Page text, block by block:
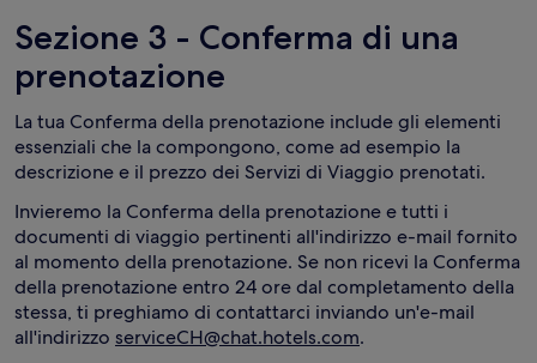
Sezione 3 - Conferma di una
prenotazione
La tua Conferma della prenotazione include gli elementi
essenziali che la compongono, come ad esempio la
descrizione e il prezzo dei Servizi di Viaggio prenotati.
Invieremo la Conferma della prenotazione e tutti i
documenti di viaggio pertinenti all'indirizzo e-mail fornito
al momento della prenotazione. Se non ricevi la Conferma
della prenotazione entro 24 ore dal completamento della
stessa, ti preghiamo di contattarci inviando un'e-mail
all'indirizzo serviceCH@chat.hotels.com.